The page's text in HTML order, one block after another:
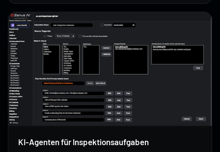
KI-Agenten für Inspektionsaufgaben